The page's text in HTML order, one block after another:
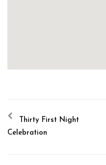
Thirty First Night
Celebration